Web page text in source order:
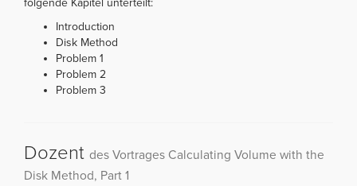
Introduction
Disk Method
Problem 1
Problem 2
Problem 3
Dozent des Vortrages Calculating Volume with the
Disk Method, Part 1